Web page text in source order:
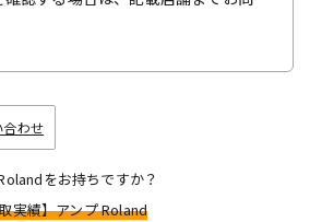
わせ
をお持ちですか？
実績】アンプ Roland